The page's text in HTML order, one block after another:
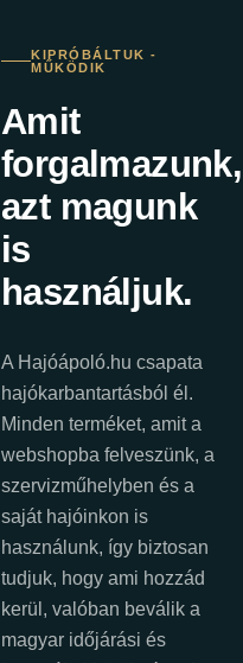
KIPRÓBÁLTUK -
MŰKÖDIK
Amit
forgalmazunk,
azt magunk
is
használjuk.
A Hajóápoló.hu csapata
hajókarbantartásból él.
Minden terméket, amit a
webshopba felveszünk, a
szervizműhelyben és a
saját hajóinkon is
használunk, így biztosan
tudjuk, hogy ami hozzád
kerül, valóban beválik a
magyar időjárási és